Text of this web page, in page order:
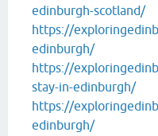
edinburgh-scotland/
https://
edinburgh/
https://
stay-in-edinburgh/
https://
edinburgh/